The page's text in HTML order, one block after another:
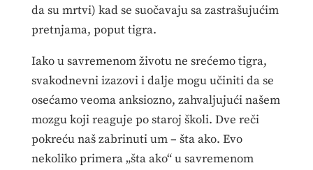
da su mrtvi) kad se suočavaju sa zastrašujućim
pretnjama, poput tigra.
Iako u savremenom životu ne srećemo tigra,
svakodnevni izazovi i dalje mogu učiniti da se
osećamo veoma anksiozno, zahvaljujući našem
mozgu koji reaguje po staroj školi. Dve reči
pokreću naš zabrinuti um – šta ako. Evo
nekoliko primera „šta ako“ u savremenom